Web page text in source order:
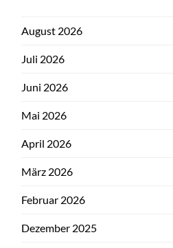
August 2026
Juli 2026
Juni 2026
Mai 2026
April 2026
März 2026
Februar 2026
Dezember 2025